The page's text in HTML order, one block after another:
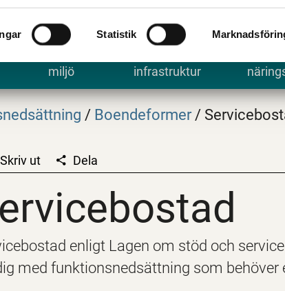
Statistik
miljö
infrastruktur
/ Boendeformer /
Skriv ut Dela
enligt Lagen om stöd och
med funktionsnedsättning som behöver